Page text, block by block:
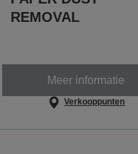
REMOVAL
Meer informatie
Verkooppunten